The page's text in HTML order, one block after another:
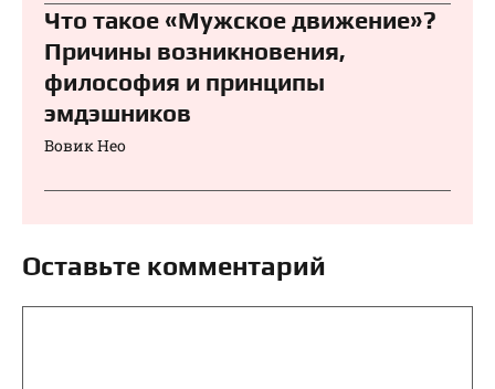
Что такое «Мужское движение»?
Причины возникновения,
философия и принципы
эмдэшников
Вовик Нео
Оставьте комментарий